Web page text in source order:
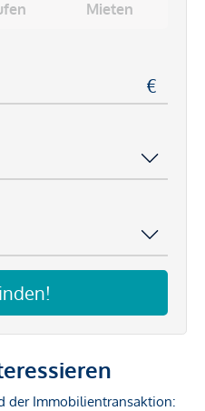
Mieten
der Immobilientransaktion: